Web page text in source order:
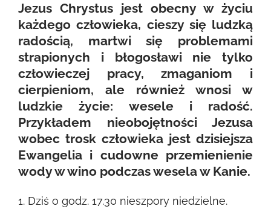
Jezus Chrystus jest obecny w życiu
każdego człowieka, cieszy się ludzką
radością, martwi się problemami
strapionych i błogosławi nie tylko
człowieczej pracy, zmaganiom i
cierpieniom, ale również wnosi w
ludzkie życie: wesele i radość.
Przykładem nieobojętności Jezusa
wobec trosk człowieka jest dzisiejsza
Ewangelia i cudowne przemienienie
wody w wino podczas wesela w Kanie.
1. Dziś o godz. 17.30 nieszpory niedzielne.